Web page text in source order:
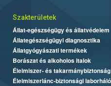
Szakterületek
Állat-egészségügy és állatvédelem
Állategészségügyi diagnosztika
Állatgyógyászati termékek
Borászat és alkoholos italok
Élelmiszer- és takarmánybiztonság
Élelmiszerlánc-biztonsági